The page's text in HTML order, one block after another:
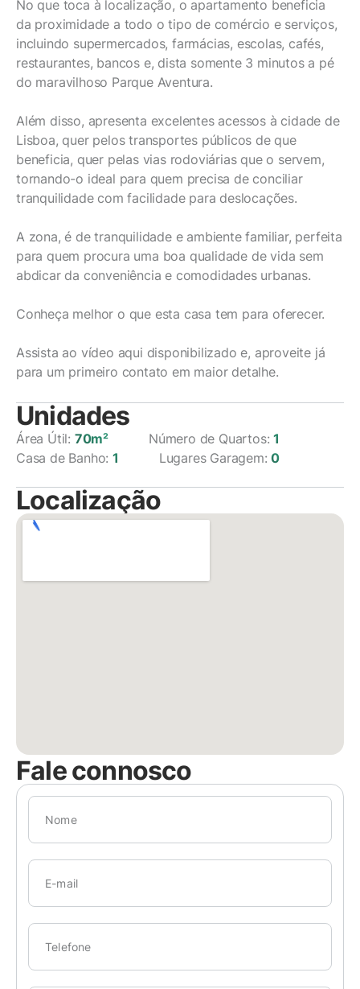
No que toca à localização, o apartamento beneficia
da proximidade a todo o tipo de comércio e serviços,
incluindo supermercados, farmácias, escolas, cafés,
restaurantes, bancos e, dista somente 3 minutos a pé
do maravilhoso Parque Aventura.
Além disso, apresenta excelentes acessos à cidade de
Lisboa, quer pelos transportes públicos de que
beneficia, quer pelas vias rodoviárias que o servem,
tornando-o ideal para quem precisa de conciliar
tranquilidade com facilidade para deslocações.
A zona, é de tranquilidade e ambiente familiar, perfeita
para quem procura uma boa qualidade de vida sem
abdicar da conveniência e comodidades urbanas.
Conheça melhor o que esta casa tem para oferecer.
Assista ao vídeo aqui disponibilizado e, aproveite já
para um primeiro contato em maior detalhe.
Unidades
Área Útil: 70m² Número de Quartos:1
Casa de Banho: 1 Lugares Garagem:0
Localização
Fale connosco